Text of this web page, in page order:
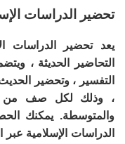
تحضير الدراسات
يعد تحضير الدراسات
التحاضير الحديثة ،
التفسير ، وتحضير
، وذلك لكل صف من
والمتوسطة. يمكنك
الدراسات الإسلامية